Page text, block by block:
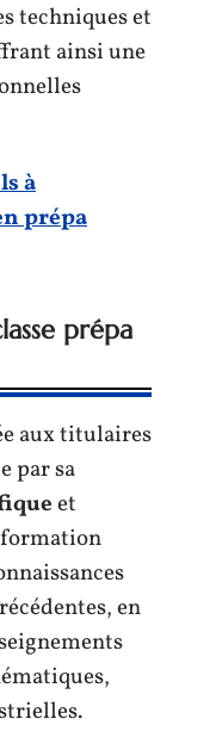
techniques et
ainsi une
à
prépa
prépa
aux titulaires
par sa
et
formation
en